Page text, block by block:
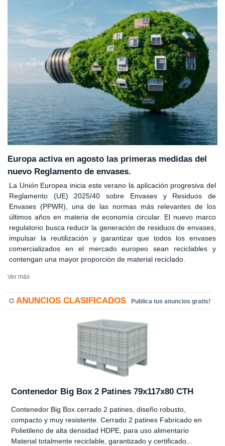
Europa activa en agosto las primeras medidas del
nuevo Reglamento de envases.
La Unión Europea inicia este verano la aplicación progresiva del
Reglamento (UE) 2025/40 sobre Envases y Residuos de
Envases (PPWR), una de las normas más relevantes de los
últimos años en materia de economía circular. El nuevo marco
regulatorio busca reducir la generación de residuos de envases,
impulsar la reutilización y garantizar que todos los envases
comercializados en el mercado europeo sean reciclables y
contengan una mayor proporción de material reciclado.
Ver más
ANUNCIOS CLASIFICADOS Publica tus anuncios gratis!
Contenedor Big Box 2 Patines 79x117x80 CTH
Contenedor Big Box cerrado 2 patines, diseño robusto,
compacto y muy resistente. Cerrado 2 patines Fabricado en
Polietileno de alta densidad HDPE, para uso alimentario
Material totalmente reciclable, garantizado y certificado...